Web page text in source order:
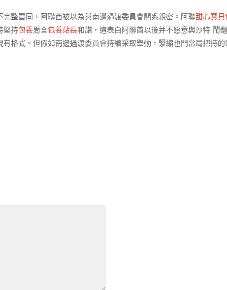
整雷同，阿聯酋被以為與南邊過渡委員會關系親密。阿聯甜心寶貝
堅持包養周全包養站長和諧，這表白阿聯酋以後并不愿意與沙特“鬧翻
格式。但假如南邊過渡委員會持續采取舉動，緊縮也門當局把持的